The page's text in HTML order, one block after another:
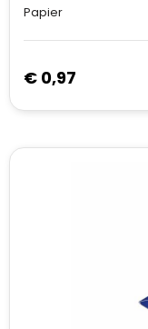
Papier
€ 0,97